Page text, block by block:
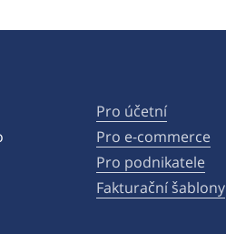
Pro účetní
Pro e-commerce
Pro podnikatele
Fakturační šablony